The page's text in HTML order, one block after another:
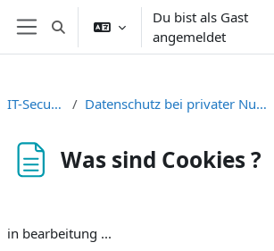
Zum Hauptinhalt
Website-Übersicht
Sucheingabe umschalten
Du bist als Gast
angemeldet
IT-Security Datenschutz bei privater Nutzung
Was sind Cookies ?
in bearbeitung ...